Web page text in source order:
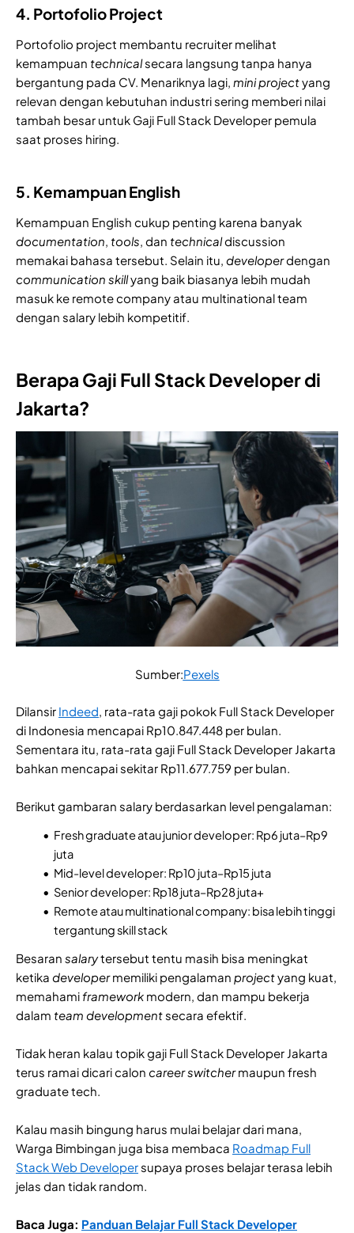
4. Portofolio Project
Portofolio project membantu recruiter melihat
kemampuan technicalsecara langsung tanpa hanya
bergantung pada CV. Menariknya lagi, miniprojectyang
relevan dengan kebutuhan industri sering memberi nilai
tambah besar untuk Gaji Full Stack Developer pemula
saat proses hiring.
5. Kemampuan English
Kemampuan English cukup penting karena banyak
documentation, tools, dan technicaldiscussion
memakai bahasa tersebut. Selain itu, developerdengan
communication skillyang baik biasanya lebih mudah
masuk ke remote company atau multinational team
dengan salary lebih kompetitif.
Berapa Gaji Full Stack Developer di
Jakarta?
Sumber:Pexels
Dilansir Indeed, rata-rata gaji pokok Full Stack Developer
di Indonesia mencapai Rp10.847.448 per bulan.
Sementara itu, rata-rata gaji Full Stack Developer Jakarta
bahkan mencapai sekitar Rp11.677.759 per bulan.
Berikut gambaran salary berdasarkan level pengalaman:
Fresh graduate atau junior developer: Rp6 juta–Rp9
juta
Mid-level developer: Rp10 juta–Rp15 juta
Senior developer: Rp18 juta–Rp28 juta+
Remote atau multinational company: bisa lebih tinggi
tergantung skill stack
Besaran salarytersebut tentu masih bisa meningkat
ketika developermemiliki pengalaman projectyang kuat,
memahamiframework modern, dan mampu bekerja
dalam team developmentsecara efektif.
Tidak heran kalau topik gaji Full Stack Developer Jakarta
terus ramai dicari calon careerswitchermaupun fresh
graduate tech.
Kalau masih bingung harus mulai belajar dari mana,
Warga Bimbingan juga bisa membaca Roadmap Full
Stack Web Developersupaya proses belajar terasa lebih
jelas dan tidak random.
Baca Juga: Panduan Belajar Full Stack Developer